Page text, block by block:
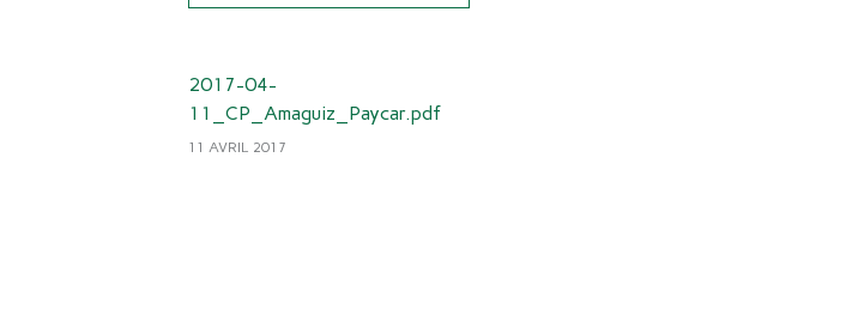
2017-04-
11_CP_Amaguiz_Paycar.pdf
11 AVRIL 2017